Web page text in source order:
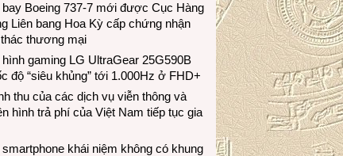
bay Boeing 737-7 mới được Cục Hàng
Liên bang Hoa Kỳ cấp chứng nhận
thương mại
hình gaming LG UltraGear 25G590B
độ “siêu khủng” tới 1.000Hz ở FHD+
thu của các dịch vụ viễn thông và
hình trả phí của Việt Nam tiếp tục gia
smartphone khái niệm không có khung